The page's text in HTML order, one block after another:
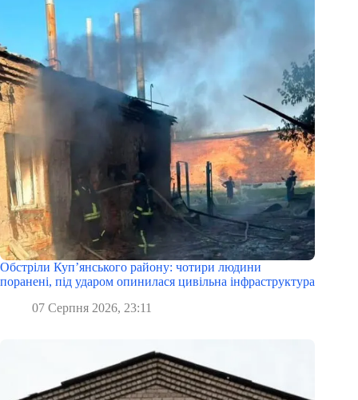
Обстріли Куп’янського району: чотири людини
поранені, під ударом опинилася цивільна інфраструктура
07 Серпня 2026, 23:11